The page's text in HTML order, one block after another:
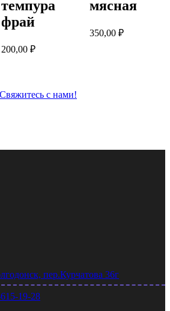
темпура
фрай
200,00 ₽
мясная
350,00 ₽
Свяжитесь с нами!
пер.Курчатова 36г
19-28